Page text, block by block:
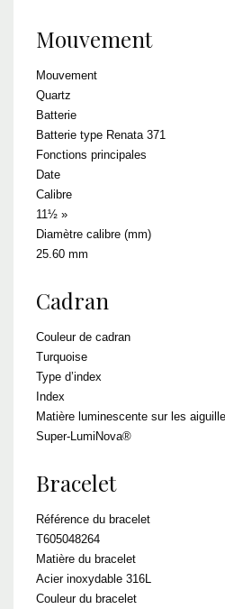
Mouvement
Mouvement
Quartz
Batterie
Batterie type Renata 371
Fonctions principales
Date
Calibre
11½ »
Diamètre calibre (mm)
25.60 mm
Cadran
Couleur de cadran
Turquoise
Type d’index
Index
Matière luminescente sur les
Super-LumiNova®
Bracelet
Référence du bracelet
T605048264
Matière du bracelet
Acier inoxydable 316L
Couleur du bracelet